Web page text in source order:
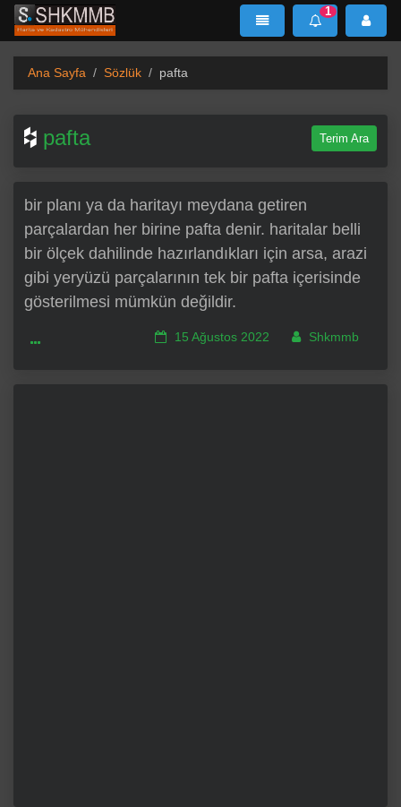
SHKMMB MenÜ Mesaj
1
Ana Sayfa Sözlük pafta
pafta Terim Ara
bir planı ya da haritayı meydana getiren
parçalardan her birine pafta denir. haritalar belli
bir ölçek dahilinde hazırlandıkları için arsa, arazi
gibi yeryüzü parçalarının tek bir pafta içerisinde
gösterilmesi mümkün değildir.
15 Ağustos 2022 Shkmmb